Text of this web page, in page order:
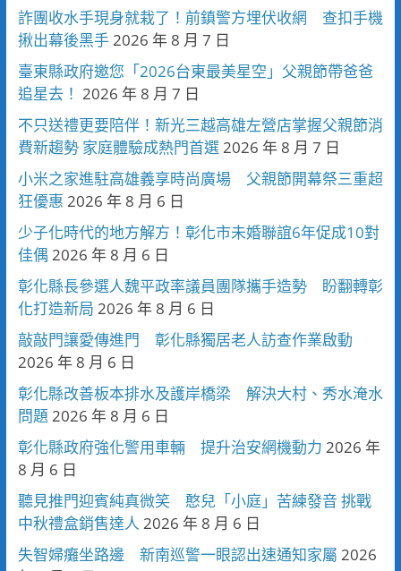
詐團收水手現身就栽了！前鎮警方埋伏收網 查扣手機
揪出幕後黑手2026 年 8 月 7 日
臺東縣政府邀您「2026台東最美星空」父親節帶爸爸
追星去！ 2026 年 8 月 7 日
不只送禮更要陪伴！新光三越高雄左營店掌握父親節消
費新趨勢 家庭體驗成熱門首選2026 年 8 月 7 日
小米之家進駐高雄義享時尚廣場 父親節開幕祭三重超
狂優惠 2026 年 8 月 6 日
少子化時代的地方解方！彰化市未婚聯誼6年促成10對
佳偶 2026 年 8 月 6 日
彰化縣長參選人魏平政率議員團隊攜手造勢 盼翻轉彰
化打造新局 2026 年 8 月 6 日
敲敲門讓愛傳進門 彰化縣獨居老人訪查作業啟動
2026 年 8 月 6 日
彰化縣改善板本排水及護岸橋梁 解決大村、秀水淹水
問題 2026 年 8 月 6 日
彰化縣政府強化警用車輛 提升治安網機動力 2026 年
8 月 6 日
聽見推門迎賓純真微笑 憨兒「小庭」苦練發音 挑戰
中秋禮盒銷售達人 2026 年 8 月 6 日
失智婦癱坐路邊 新南巡警一眼認出速通知家屬 2026